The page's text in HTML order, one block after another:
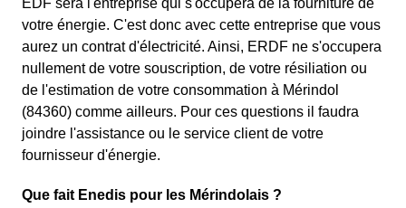
EDF sera l'entreprise qui s'occupera de la fourniture de
votre énergie. C'est donc avec cette entreprise que vous
aurez un contrat d'électricité. Ainsi, ERDF ne s'occupera
nullement de votre souscription, de votre résiliation ou
de l'estimation de votre consommation à Mérindol
(84360) comme ailleurs. Pour ces questions il faudra
joindre l'assistance ou le service client de votre
fournisseur d'énergie.
Que fait Enedis pour les Mérindolais ?